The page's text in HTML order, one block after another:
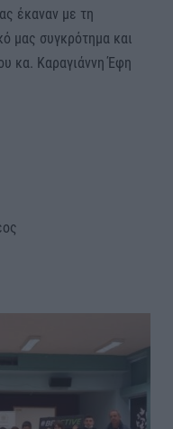
έκαναν με τη
μας συγκρότημα και
κα. Καραγιάννη Έφη